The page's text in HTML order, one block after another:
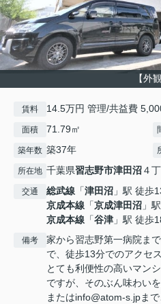
【外
賃料 14.5万円 管理/共益費
面積 71.79㎡
築年数 築37年
所在地 千葉県習志野市津田沼４
交通 総武線 「津田沼 」駅 徒歩
京成本線 「京成津田沼 」
京成本線 「谷津 」駅 徒歩
備考
家から習志野第一病院ま
で、徒歩13分でのアクセ
とても利便性の高いマン
ですが、そのぶん味わい
またはinfo@atom-s.jpま